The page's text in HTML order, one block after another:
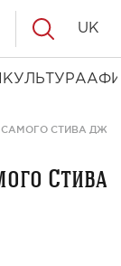
КУЛЬТУРА
UK
САМОГО СТИВА
Стива